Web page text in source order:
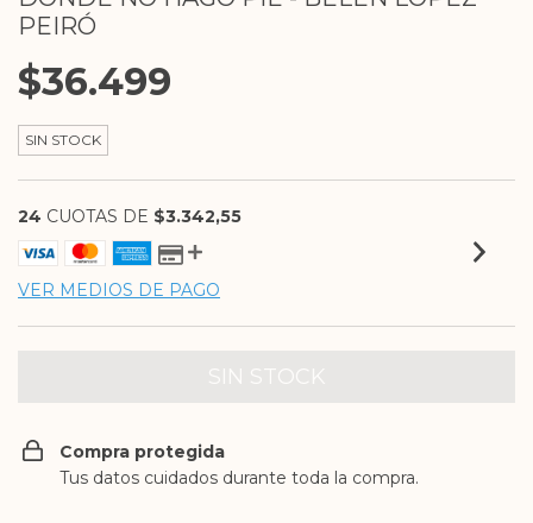
PEIRÓ
$36.499
SIN STOCK
24 CUOTAS DE $3.342,55
VER MEDIOS DE PAGO
Compra protegida
Tus datos cuidados durante toda la compra.